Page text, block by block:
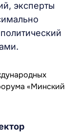
эксперты